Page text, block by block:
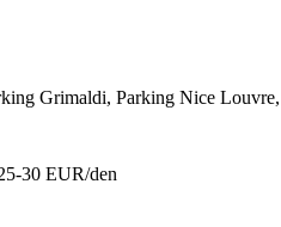
Grimaldi, Parking Nice Louvre,
30 EUR/den